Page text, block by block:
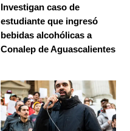
Investigan caso de
estudiante que ingresó
bebidas alcohólicas a
Conalep de Aguascalientes